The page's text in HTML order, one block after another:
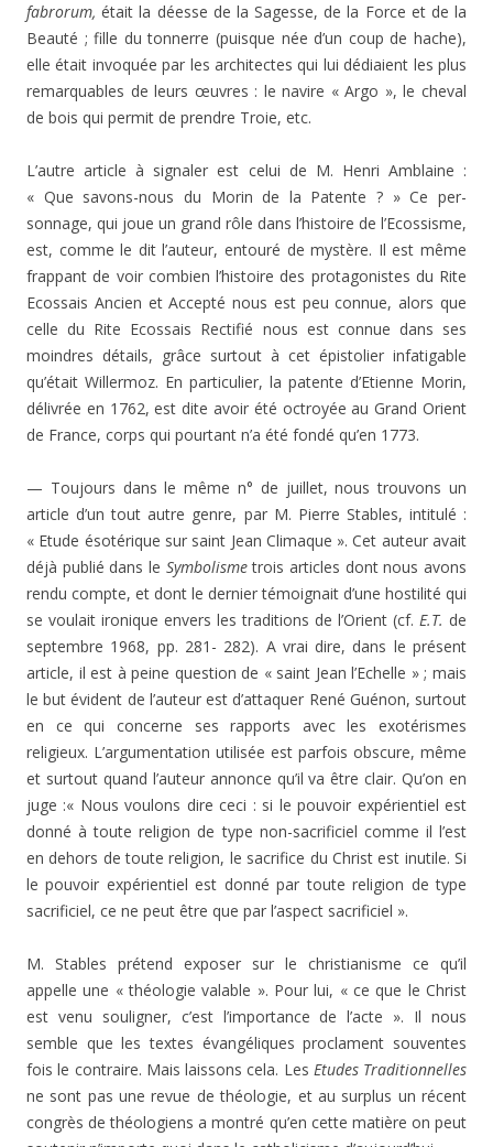
fabrorum, était la dées­se de la Sagesse, de la Force et de la
Beauté ; fille du tonnerre (puisque née d’un coup de hache),
elle était in­voquée par les architectes qui lui dédiaient les plus
re­marquables de leurs œuvres : le navire « Argo », le che­val
de bois qui permit de prendre Troie, etc.
L’autre article à signaler est celui de M. Henri Amblaine :
« Que savons-nous du Morin de la Patente ? » Ce per­
sonnage, qui joue un grand rôle dans l’histoire de l’Ecossisme,
est, comme le dit l’auteur, entouré de mystère. Il est même
frappant de voir combien l’histoire des protago­nistes du Rite
Ecossais Ancien et Accepté nous est peu connue, alors que
celle du Rite Ecossais Rectifié nous est connue dans ses
moindres détails, grâce surtout à cet épistolier infatigable
qu’était Willermoz. En particulier, la patente d’Etienne Morin,
délivrée en 1762, est dite avoir été octroyée au Grand Orient
de France, corps qui pourtant n’a été fondé qu’en 1773.
— Toujours dans le même n° de juillet, nous trouvons un
article d’un tout autre genre, par M. Pierre Stables, in­titulé :
« Etude ésotérique sur saint Jean Climaque ». Cet auteur avait
déjà publié dans le Symbolismetrois articles dont nous avons
rendu compte, et dont le dernier témoi­gnait d’une hostilité qui
se voulait ironique envers les traditions de l’Orient (cf. E.T. de
septembre 1968, pp. 281- 282). A vrai dire, dans le présent
article, il est à peine question de « saint Jean l’Echelle » ; mais
le but évident de l’auteur est d’attaquer René Guénon, surtout
en ce qui concerne ses rapports avec les exotérismes
religieux. L’argumentation utilisée est parfois obscure, même
et surtout quand l’auteur annonce qu’il va être clair. Qu’on en
juge :« Nous voulons dire ceci : si le pouvoir expérientiel est
donné à toute religion de type non-sacrificiel comme il l’est
en dehors de toute religion, le sacrifice du Christ est inutile. Si
le pouvoir expérientiel est donné par toute religion de type
sacrificiel, ce ne peut être que par l’aspect sacrificiel ».
M. Stables prétend exposer sur le christianisme ce qu’il
appelle une « théologie valable ». Pour lui, « ce que le Christ
est venu souligner, c’est l’importance de l’acte ». Il nous
semble que les textes évangéliques proclament souventes
fois le contraire. Mais laissons cela. Les Etudes Traditionnelles
ne sont pas une revue de théologie, et au surplus un récent
congrès de théologiens a montré qu’en cette matière on peut